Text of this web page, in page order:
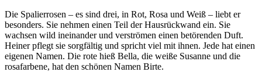
Die Spalierrosen – es sind drei, in Rot, Rosa und Weiß – liebt er
besonders. Sie nehmen einen Teil der Hausrückwand ein. Sie
wachsen wild ineinander und verströmen einen betörenden Duft.
Heiner pflegt sie sorgfältig und spricht viel mit ihnen. Jede hat einen
eigenen Namen. Die rote hieß Bella, die weiße Susanne und die
rosafarbene, hat den schönen Namen Birte.